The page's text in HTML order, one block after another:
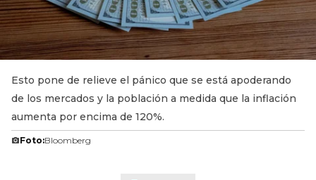
Esto pone de relieve el pánico que se está apoderando
de los mercados y la población a medida que la inflación
aumenta por encima de 120%.
Foto:Bloomberg